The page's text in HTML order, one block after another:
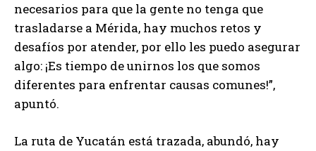
necesarios para que la gente no tenga que
trasladarse a Mérida, hay muchos retos y
desafíos por atender, por ello les puedo asegurar
algo: ¡Es tiempo de unirnos los que somos
diferentes para enfrentar causas comunes!”,
apuntó.
La ruta de Yucatán está trazada, abundó, hay